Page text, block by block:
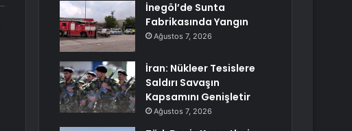
İnegöl’de Sunta
Fabrikasında Yangın
Ağustos 7, 2026
İran: Nükleer Tesislere
Saldırı Savaşın
Kapsamını Genişletir
Ağustos 7, 2026